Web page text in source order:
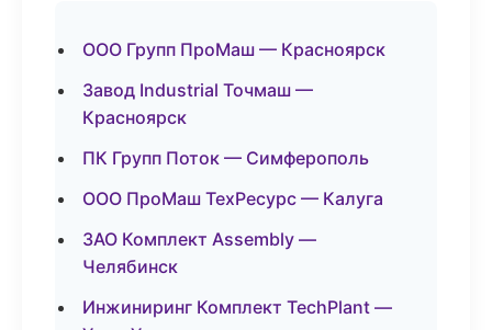
ООО Групп ПроМаш — Красноярск
Завод Industrial Точмаш —
Красноярск
ПК Групп Поток — Симферополь
ООО ПроМаш ТехРесурс — Калуга
ЗАО Комплект Assembly —
Челябинск
Инжиниринг Комплект TechPlant —